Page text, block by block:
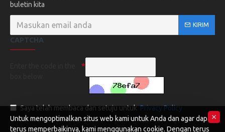
buletin kita
KIRIM
CAPTCHA
Saya telah membaca dan setuju untukPrivacy Policy
Untuk mengoptimalkan situs web kami untuk Anda dan agar dapat
terus memperbaikinya, kami menggunakan cookie. Dengan terus